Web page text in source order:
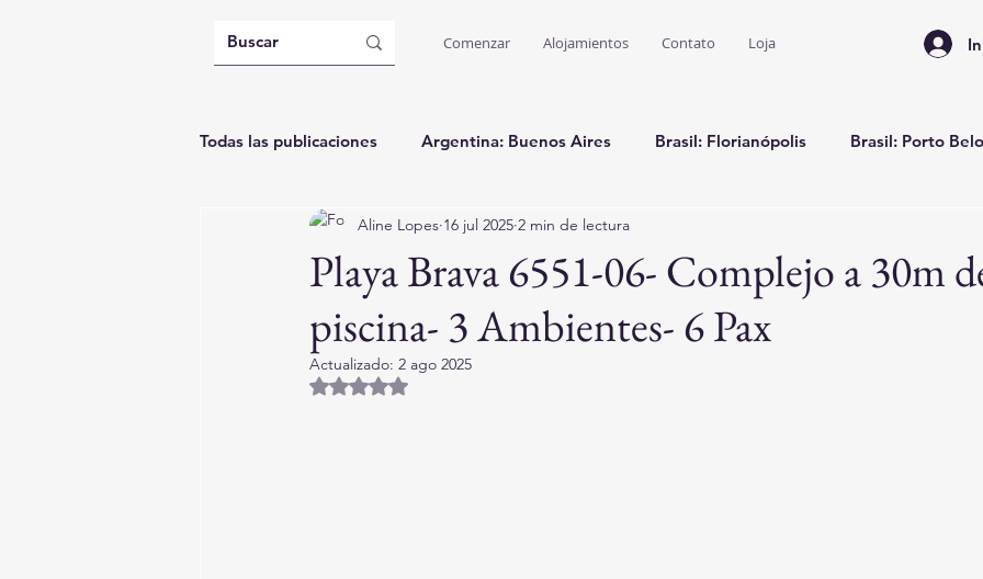
Comenzar Alojamientos Contato Loja
Todas las publicaciones Argentina: Buenos Aires Brasil: Florianópolis Brasil: Porto
Brasil: Governador Celso Ramos Brasil: Bombinhas
Playa Brava 6551-06- Complejo a 30m
piscina- 3 Ambientes- 6 Pax
Aline Lopes 16 jul 2025 2 min de lectura
Actualizado: 2 ago 2025
Obtuvo NaN de 5 estrellas.